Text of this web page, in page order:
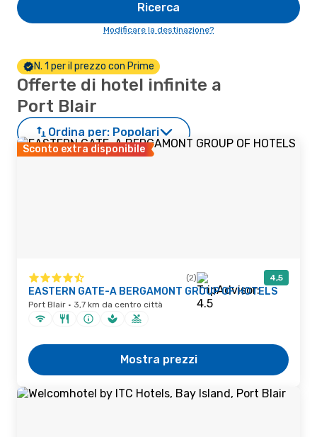
Ricerca
Modificare la destinazione?
N. 1 per il prezzo con Prime
Offerte di hotel infinite a
Port Blair
Ordina per: Popolari
Sconto extra disponibile
(2) 4,5
EASTERN GATE-A BERGAMONT GROUP OF HOTELS
Port Blair · 3,7 km da centro città
Mostra prezzi